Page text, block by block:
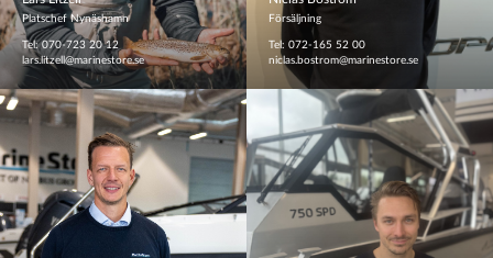
Platschef Nynäshamn
Tel: 070-723 20 12
lars.litzell@marinestore.se
Försäljning
Tel: 072-165 52 00
niclas.bostrom@marinestore.se